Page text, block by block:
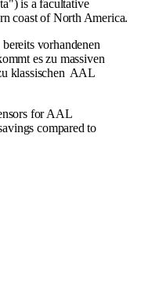
is a facultative
coast of North America.
vorhandenen
es zu massiven
klassischen AAL
for AAL
compared to